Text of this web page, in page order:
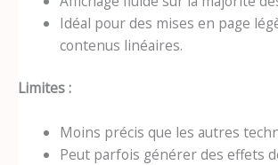
Idéal pour des mises en page
contenus linéaires.
Limites :
Moins précis que les autres
Peut parfois générer des effets